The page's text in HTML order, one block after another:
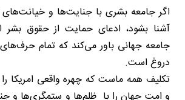
اگر جامعه بشری با جنایت‌ها و خیانت‌های
آشنا بشود، ادعای حمایت از حقوق بشر
جامعه جهانی باور می‌کند که تمام
دروغ است.
تکلیف همه ماست که چهره واقعی امریکا
و امت جهان را با ظلم‌ها و ستمگری‌ها و